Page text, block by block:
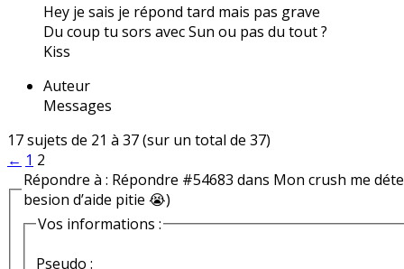
Hey je sais je répond tard mais pas grave
Du coup tu sors avec Sun ou pas du tout ?
Kiss
Auteur
Messages
17 sujets de 21 à 37 (sur un total de 37)
← 1 2
Répondre à : Répondre #54683 dans Mon crush me
besion d’aide pitie 😭)
Vos informations :
Pseudo :